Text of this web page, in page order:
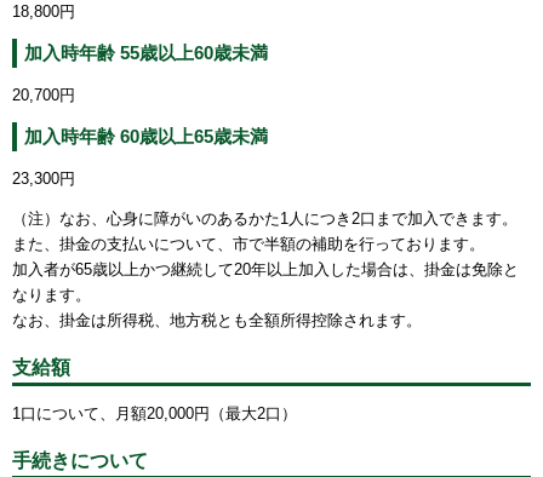
18,800円
加入時年齢 55歳以上60歳未満
20,700円
加入時年齢 60歳以上65歳未満
23,300円
（注）なお、心身に障がいのあるかた1人につき2口まで加入できます。
また、掛金の支払いについて、市で半額の補助を行っております。
加入者が65歳以上かつ継続して20年以上加入した場合は、掛金は免除と
なります。
なお、掛金は所得税、地方税とも全額所得控除されます。
支給額
1口について、月額20,000円（最大2口）
手続きについて